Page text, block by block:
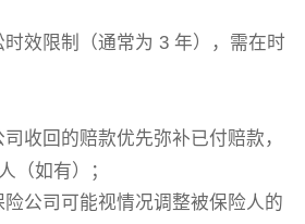
时效限制（通常为 3 年），需在时
收回的赔款优先弥补已付赔款，
（如有）；
公司可能视情况调整被保险人的